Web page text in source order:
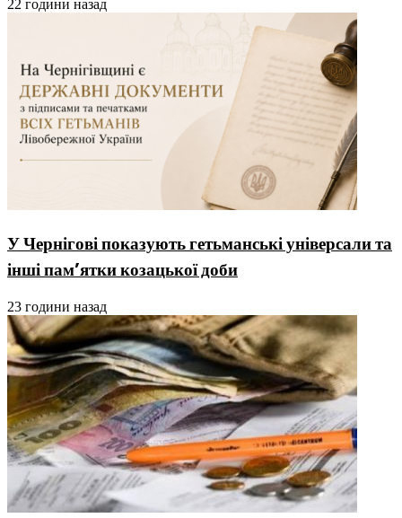
22 години назад
У Чернігові показують гетьманські універсали та
інші пам’ятки козацької доби
23 години назад